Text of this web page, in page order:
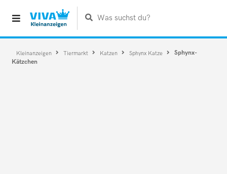
Was suchst du?
Kleinanzeigen Tiermarkt Katzen Sphynx Katze
Sphynx-
Kätzchen